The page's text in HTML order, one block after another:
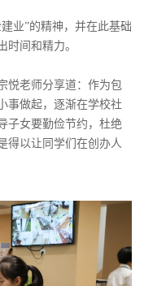
业”的精神，并在此基础
间和精力。
悦老师分享道：作为包
事做起，逐渐在学校社
子女要勤俭节约，杜绝
得以让同学们在创办人